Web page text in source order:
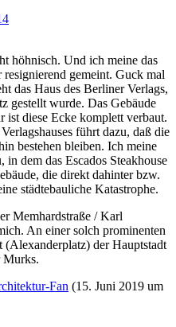
höhnisch. Und ich meine das
gemeint. Guck mal
das Haus des Berliner Verlags,
gestellt wurde. Das Gebäude
ist diese Ecke komplett verbaut.
führt dazu, daß die
bestehen bleiben. Ich meine
in dem das Escados Steakhouse
die direkt dahinter bzw.
städtebauliche Katastrophe.
Memhardstraße / Karl
An einer solch prominenten
(Alexanderplatz) der Hauptstadt
Murks.
Fan (15. Juni 2019 um